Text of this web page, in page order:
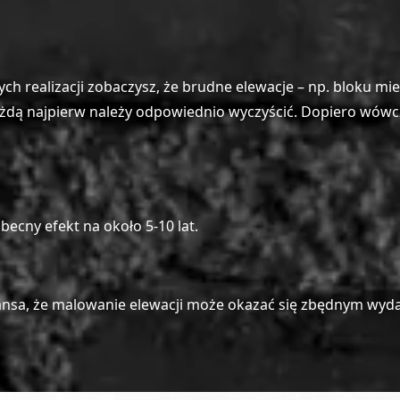
realizacji zobaczysz, że brudne elewacje – np. bloku
najpierw należy odpowiednio wyczyścić. Dopiero
efekt na około 5-10 lat.
że malowanie elewacji może okazać się zbędnym